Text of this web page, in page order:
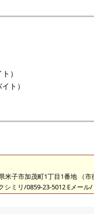
）
ト）
米子市加茂町1丁目1番地 （市
シミリ/0859-23-5012 Eメール/